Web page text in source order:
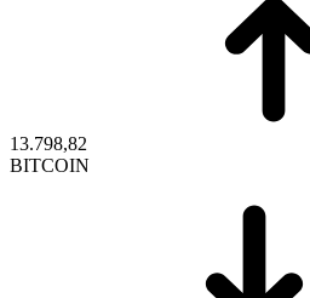
13.798,82
BITCOIN